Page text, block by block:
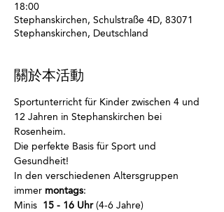
18:00
Stephanskirchen, Schulstraße 4D, 83071
Stephanskirchen, Deutschland
關於本活動
Sportunterricht für Kinder zwischen 4 und
12 Jahren in Stephanskirchen bei
Rosenheim.
Die perfekte Basis für Sport und
Gesundheit!
In den verschiedenen Altersgruppen
immer montags:
Minis 15 - 16 Uhr (4-6 Jahre)